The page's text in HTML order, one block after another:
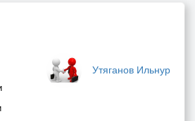
Утяганов Ильнур